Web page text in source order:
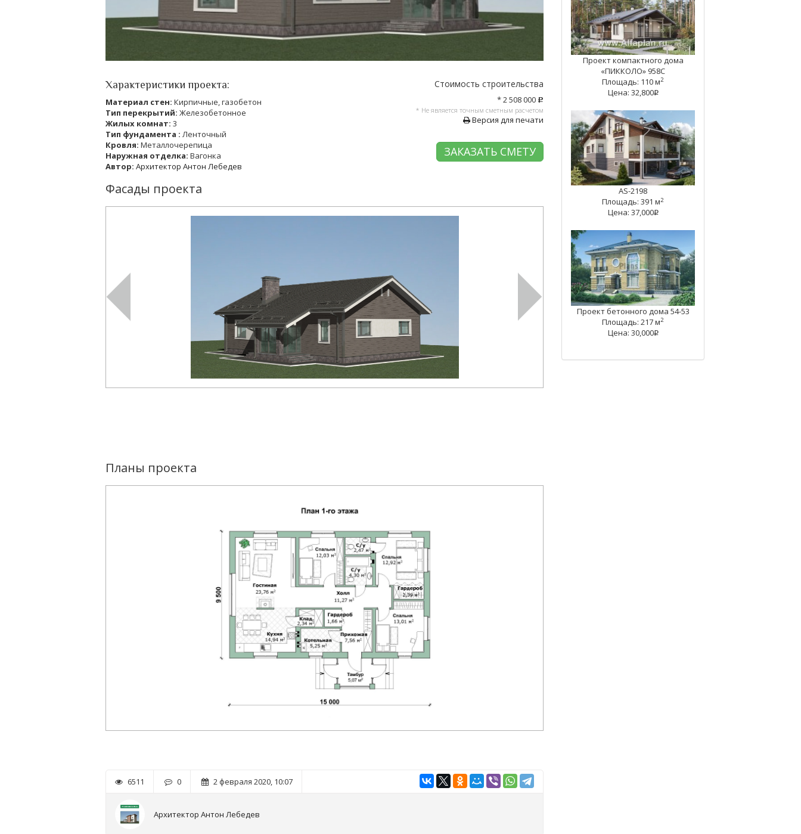
Характеристики проекта:
Материал стен: Кирпичные, газобетон
Тип перекрытий: Железобетонное
Жилых комнат: 3
Тип фундамента : Ленточный
Кровля: Металлочерепица
Наружная отделка: Вагонка
Автор: Архитектор Антон Лебедев
Стоимость строительства
* 2 508 000 c
* Не является точным сметным расчетом
Версия для печати
ЗАКАЗАТЬ СМЕТУ
Фасады проекта
Планы проекта
6511 0 2 февраля 2020, 10:07
Архитектор Антон Лебедев
Проект компактного дома
«ПИККОЛО» 958С
Площадь: 110 м2
Цена: 32,800q
AS-2198
Площадь: 391 м2
Цена: 37,000q
Проект бетонного дома 54-53
Площадь: 217 м2
Цена: 30,000q